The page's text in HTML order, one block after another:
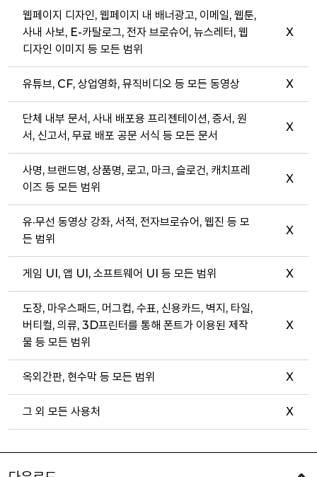
웹페이지 디자인, 웹페이지 내 배너광고, 이메일, 웹툰,
사내 사보, E-카탈로그, 전자 브로슈어, 뉴스레터, 웹
디자인 이미지 등 모든 범위
X
유튜브, CF, 상업영화, 뮤직비디오 등 모든 동영상 X
단체 내부 문서, 사내 배포용 프리젠테이션, 증서, 원
서, 신고서, 무료 배포 공문 서식 등 모든 문서
X
사명, 브랜드명, 상품명, 로고, 마크, 슬로건, 캐치프레
이즈 등 모든 범위
X
유·무선 동영상 강좌, 서적, 전자브로슈어, 웹진 등 모
든 범위
X
게임 UI, 앱 UI, 소프트웨어 UI 등 모든 범위 X
도장, 마우스패드, 머그컵, 수표, 신용카드, 벽지, 타일,
버티컬, 의류, 3D프린터를 통해 폰트가 이용된 제작
물 등 모든 범위
X
옥외간판, 현수막 등 모든 범위 X
그 외 모든 사용처 X